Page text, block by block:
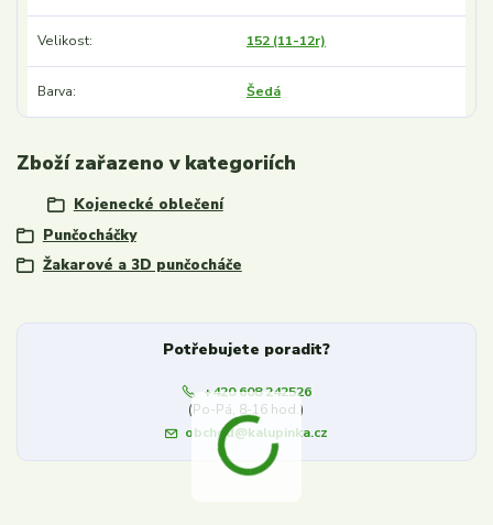
Velikost 152 (11-12r)
Barva Šedá
Zboží zařazeno v kategoriích
Kojenecké oblečení
Punčocháčky
Žakarové a 3D punčocháče
Potřebujete poradit?
+420 608 242526
(Po-Pá, 8-16 hod.)
obchod@kalupinka.cz